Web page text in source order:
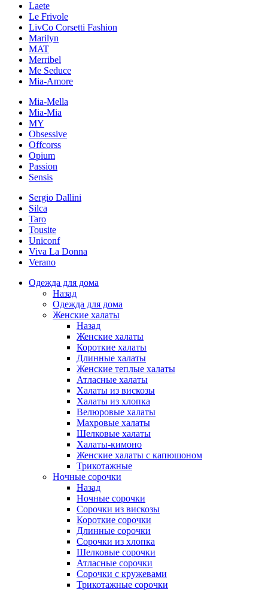
Laete
Le Frivole
LivCo Corsetti Fashion
Marilyn
MAT
Merribel
Me Seduce
Mia-Amore
Mia-Mella
Mia-Mia
MY
Obsessive
Offcorss
Opium
Passion
Sensis
Sergio Dallini
Silca
Taro
Tousite
Uniconf
Viva La Donna
Verano
Одежда для дома
Назад
Одежда для дома
Женские халаты
Назад
Женские халаты
Короткие халаты
Длинные халаты
Женские теплые халаты
Атласные халаты
Халаты из вискозы
Халаты из хлопка
Велюровые халаты
Махровые халаты
Шелковые халаты
Халаты-кимоно
Женские халаты с капюшоном
Трикотажные
Ночные сорочки
Назад
Ночные сорочки
Сорочки из вискозы
Короткие сорочки
Длинные сорочки
Сорочки из хлопка
Шелковые сорочки
Атласные сорочки
Сорочки с кружевами
Трикотажные сорочки